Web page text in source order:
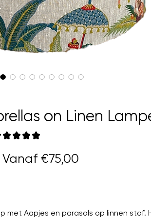
on Linen
★ ★ ★ ★
Vanaf €75,00
met Aapjes en parasols op linnen stof.